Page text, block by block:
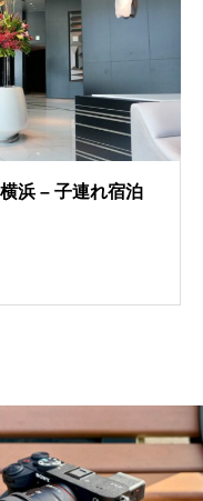
浜 – 子連れ宿泊